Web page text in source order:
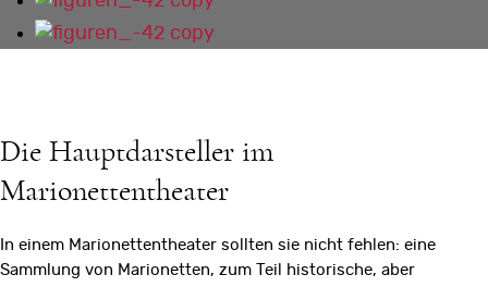
Die Hauptdarsteller im
Marionettentheater
In einem Marionettentheater sollten sie nicht fehlen: eine
Sammlung von Marionetten, zum Teil historische, aber